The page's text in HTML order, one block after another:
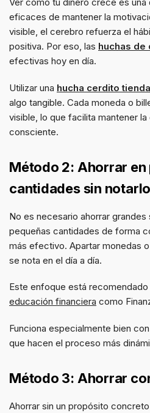
eficaces de mantener la
visible, el cerebro refuerza el
positiva. Por eso, las huchas de
efectivas hoy en día.
Utilizar una hucha cerdito tienda
algo tangible. Cada moneda o
visible, lo que facilita mantener
consciente.
Método 2: Ahorrar en
cantidades sin notarlo
No es necesario ahorrar
pequeñas cantidades de forma
más efectivo. Apartar monedas
se nota en el día a día.
Este enfoque está
educación financiera como
Funciona especialmente bien con
que hacen el proceso más
Método 3: Ahorrar
Ahorrar sin un propósito